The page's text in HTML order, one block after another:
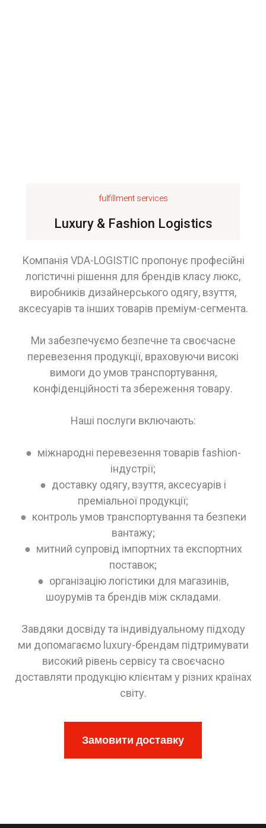
fulfillment services
Luxury & Fashion Logistics
Компанія VDA-LOGISTIC пропонує професійні
логістичні рішення для брендів класу люкс,
виробників дизайнерського одягу, взуття,
аксесуарів та інших товарів преміум-сегмента.
Ми забезпечуємо безпечне та своєчасне
перевезення продукції, враховуючи високі
вимоги до умов транспортування,
конфіденційності та збереження товару.
Наші послуги включають:
● міжнародні перевезення товарів fashion-
індустрії;
● доставку одягу, взуття, аксесуарів і
преміальної продукції;
● контроль умов транспортування та безпеки
вантажу;
● митний супровід імпортних та експортних
поставок;
● організацію логістики для магазинів,
шоурумів та брендів між складами.
Завдяки досвіду та індивідуальному підходу
ми допомагаємо luxury-брендам підтримувати
високий рівень сервісу та своєчасно
доставляти продукцію клієнтам у різних країнах
світу.
Замовити доставку